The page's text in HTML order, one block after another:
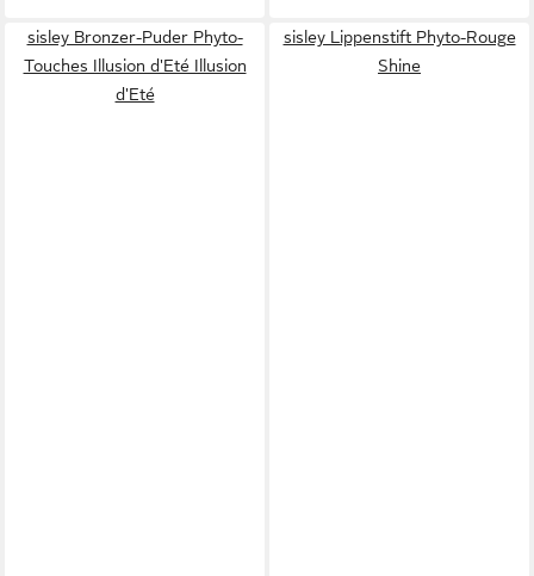
sisley Bronzer-Puder Phyto-
Touches Illusion d'Eté Illusion
d'Eté
sisley Lippenstift Phyto-Rouge
Shine